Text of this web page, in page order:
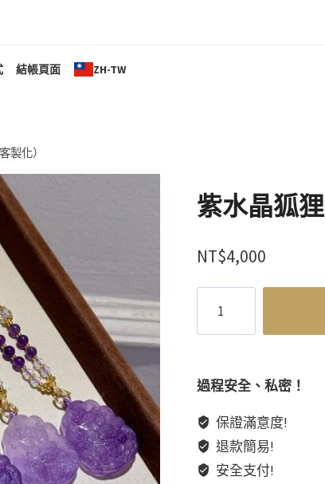
結帳頁面 ZH-TW
製化）
紫水晶狐狸
NT$4,000
晶
狸
吊
牌
項
過程安全、私密！
保證滿意度!
退款簡易!
安全支付!